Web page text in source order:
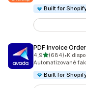
Built for
PDF Invoice
4,9z 5 hvězd
(684)
Celkový počet
•K
Automatizované
Built for